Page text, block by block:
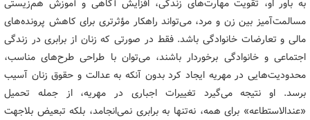
به باور او، تقویت مهارت‌های زندگی، افزایش آگاهی و آموزش هم‌زیستی
مسالمت‌آمیز بین زن و مرد، می‌تواند راهکار مؤثرتری برای کاهش پرونده‌های
مالی و تعارضات خانوادگی باشد. فقط در صورتی که زنان از برابری در زندگی
اجتماعی و خانوادگی برخوردار باشند، می‌توان با طراحی طرح‌های مناسب،
محدودیت‌هایی در مهریه ایجاد کرد بدون آنکه به عدالت و حقوق زنان آسیب
برسد. او نتیجه می‌گیرد تغییرات اجباری در مهریه، از جمله تحمیل
«عندالاستطاعه» برای همه، نه‌تنها به برابری نمی‌انجامد، بلکه تبعیض بلاجهت